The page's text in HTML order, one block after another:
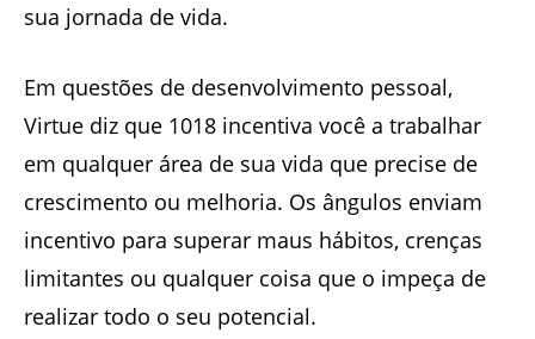
sua jornada de vida.
Em questões de desenvolvimento pessoal,
Virtue diz que 1018 incentiva você a trabalhar
em qualquer área de sua vida que precise de
crescimento ou melhoria. Os ângulos enviam
incentivo para superar maus hábitos, crenças
limitantes ou qualquer coisa que o impeça de
realizar todo o seu potencial.